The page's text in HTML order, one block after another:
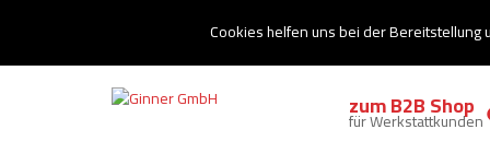
Cookies helfen uns bei der Bereitstellung
Ihr Speziallist für Dieseltechnik
zum B2B Shop
für Werkstattkunden